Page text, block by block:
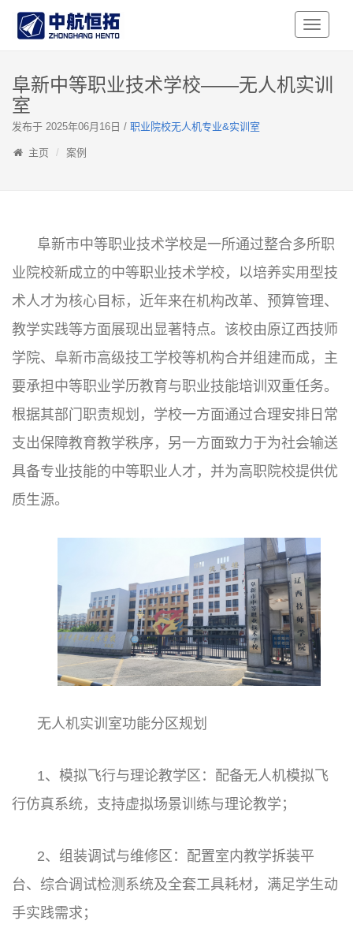
Toggle
阜新中等职业技术学校——无人机实训
室
发布于 2025年06月16日 / 职业院校无人机专业&实训室
主页 案例
阜新市中等职业技术学校是一所通过整合多所职
业院校新成立的中等职业技术学校，以培养实用型技
术人才为核心目标，近年来在机构改革、预算管理、
教学实践等方面展现出显著特点。该校由原辽西技师
学院、阜新市高级技工学校等机构合并组建而成，主
要承担中等职业学历教育与职业技能培训双重任务。
根据其部门职责规划，学校一方面通过合理安排日常
支出保障教育教学秩序，另一方面致力于为社会输送
具备专业技能的中等职业人才，并为高职院校提供优
质生源。
无人机实训室功能分区规划
1、模拟飞行与理论教学区：配备无人机模拟飞
行仿真系统，支持虚拟场景训练与理论教学；
2、组装调试与维修区：配置室内教学拆装平
台、综合调试检测系统及全套工具耗材，满足学生动
手实践需求；